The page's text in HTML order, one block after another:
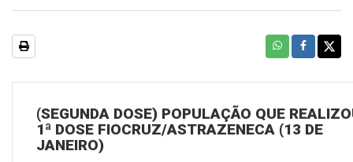
(SEGUNDA DOSE) POPULAÇÃO QUE
1ª DOSE FIOCRUZ/ASTRAZENECA (13 DE
JANEIRO)